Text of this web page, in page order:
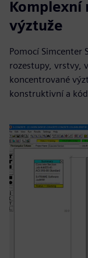
výztuže
Pomocí Simcenter
rozestupy, vrstvy,
koncentrované
konstruktivní a